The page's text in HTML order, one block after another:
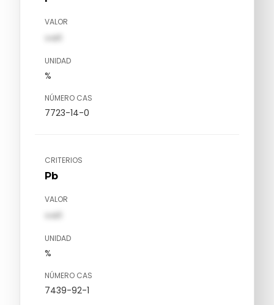
VALOR
val1
UNIDAD
%
NÚMERO CAS
7723-14-0
CRITERIOS
Pb
VALOR
val1
UNIDAD
%
NÚMERO CAS
7439-92-1